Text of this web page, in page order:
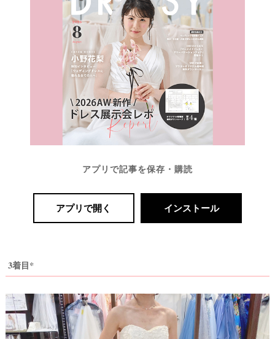
アプリで記事を保存・購読
アプリで開く インストール
3着目*